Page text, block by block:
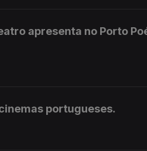
apresenta no Porto
portugueses.